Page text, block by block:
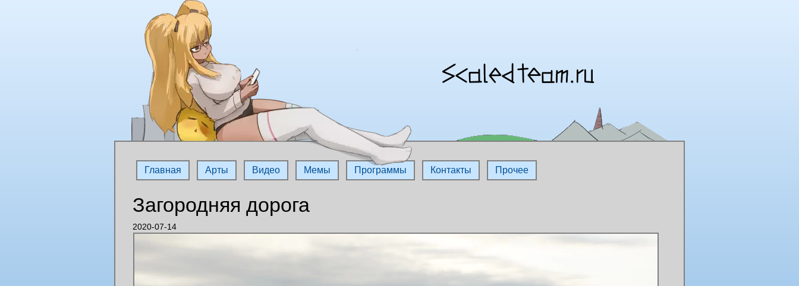
Главная Арты Видео Мемы Программы Контакты Прочее
Загородняя дорога
2020-07-14